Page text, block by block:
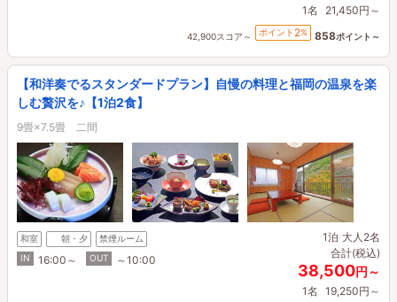
1名 21,450円～
42,900スコア～ ポイント 2% 858ポイント～
【和洋奏でるスタンダードプラン】自慢の料理と福岡の温泉を楽
しむ贅沢を♪【1泊2食】
9畳×7.5畳 二間
和室 朝・夕
禁煙ルーム
IN
16:00～ OUT ～10:00
1泊 大人2名
合計(税込)
38,500円～
1名 19,250円～